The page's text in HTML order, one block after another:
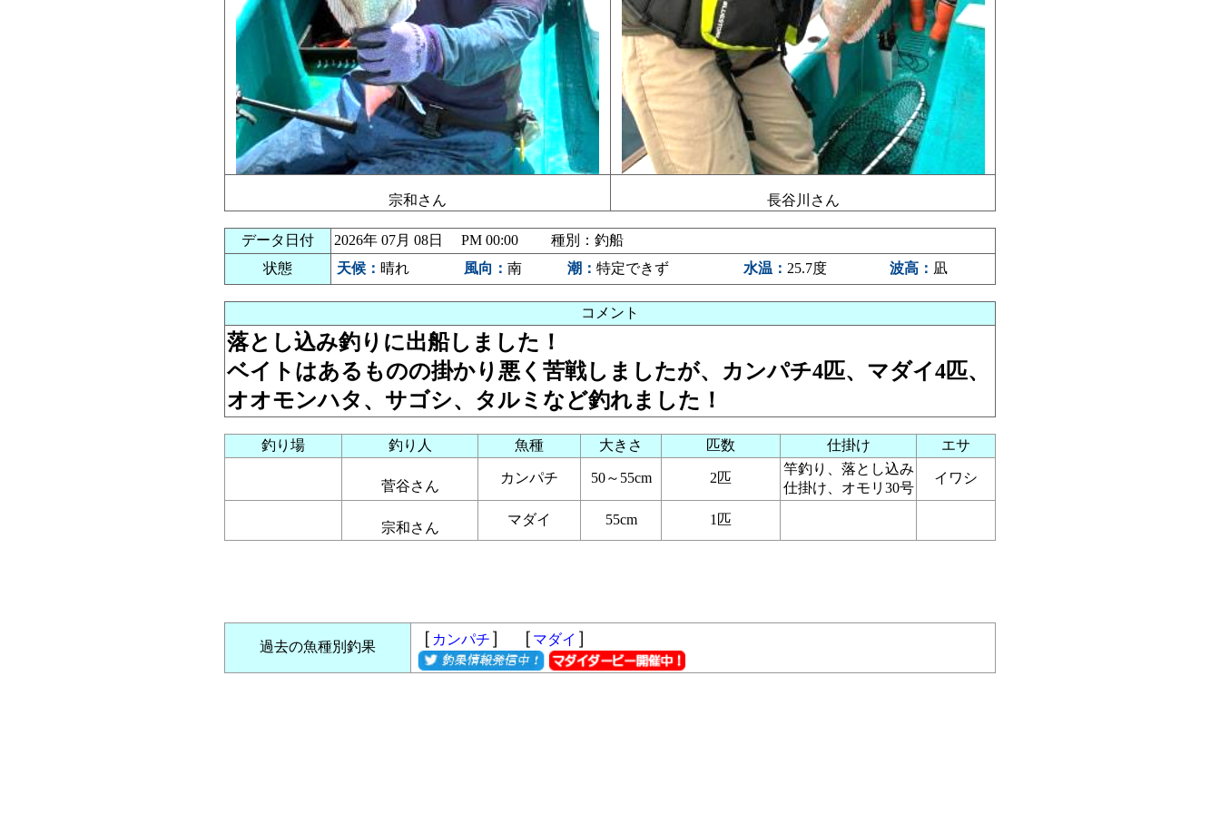
宗和さん 長谷川さん
データ日付
2026年 07月 08日 PM 00:00 種別：釣船
状態
天候： 晴れ 風向： 南 潮： 特定できず 水温： 25.7度 波高： 凪
コメント
落とし込み釣りに出船しました！
ベイトはあるものの掛かり悪く苦戦しましたが、カンパチ4匹、マダイ4匹、
オオモンハタ、サゴシ、タルミなど釣れました！
釣り場 釣り人 魚種 大きさ 匹数 仕掛け エサ
菅谷さん
カンパチ 50～55cm 2匹
竿釣り、落とし込み
仕掛け、オモリ30号
イワシ
宗和さん
マダイ 55cm 1匹
過去の魚種別釣果 ［ カンパチ ］ ［ マダイ ］